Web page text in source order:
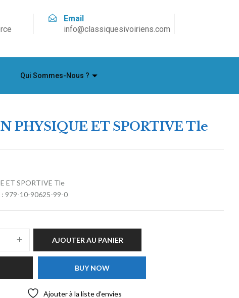
Email
info@classiquesivoiriens.com
Qui Sommes-Nous ?
PHYSIQUE ET SPORTIVE Tle
ET SPORTIVE Tle
979-10-90625-99-0
AJOUTER AU PANIER
BUY NOW
Ajouter à la liste d’envies